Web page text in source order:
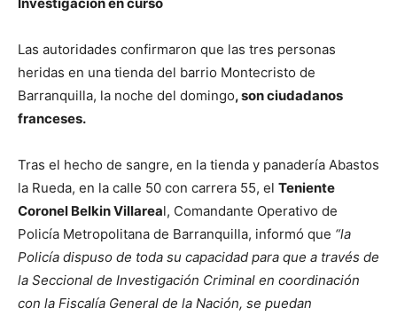
Las autoridades confirmaron que las tres personas
heridas en una tienda del barrio Montecristo de
Barranquilla, la noche del domingo, son ciudadanos
franceses.
Tras el hecho de sangre, en la tienda y panadería Abastos
la Rueda, en la calle 50 con carrera 55, el Teniente
Coronel Belkin Villareal, Comandante Operativo de
Policía Metropolitana de Barranquilla, informó que “la
Policía dispuso de toda su capacidad para que a través de
la Seccional de Investigación Criminal en coordinación
con la Fiscalía General de la Nación, se puedan